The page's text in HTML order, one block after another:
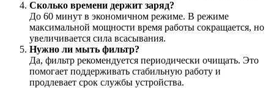
Сколько времени держит заряд?
До 60 минут в экономичном режиме. В режиме
максимальной мощности время работы сокращается, но
увеличивается сила всасывания.
Нужно ли мыть фильтр?
Да, фильтр рекомендуется периодически очищать. Это
помогает поддерживать стабильную работу и
продлевает срок службы устройства.